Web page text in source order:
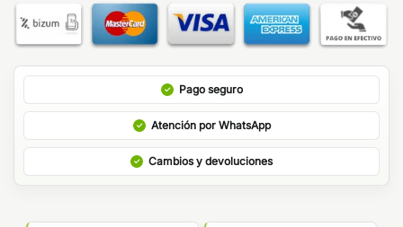
Pago seguro
Atención por WhatsApp
Cambios y devoluciones